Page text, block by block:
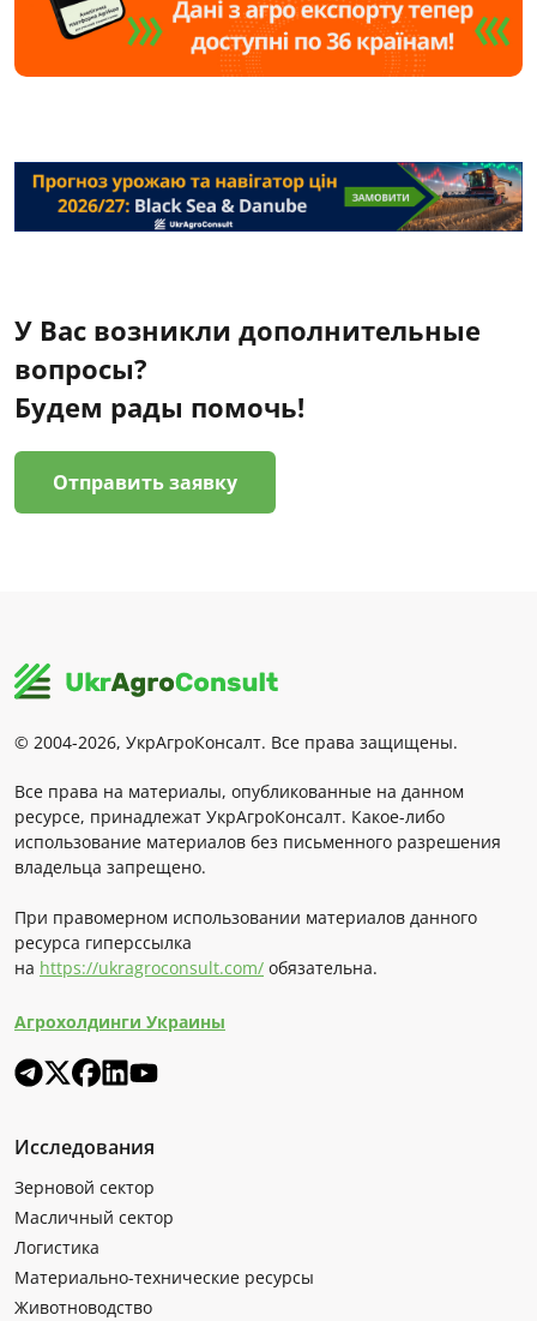
У Вас возникли дополнительные
вопросы?
Будем рады помочь!
Отправить заявку
© 2004-2026, УкрАгроКонсалт. Все права защищены.
Все права на материалы, опубликованные на данном
ресурсе, принадлежат УкрАгроКонсалт. Какое-либо
использование материалов без письменного разрешения
владельца запрещено.
При правомерном использовании материалов данного
ресурса гиперссылка
на https://ukragroconsult.com/ обязательна.
Агрохолдинги Украины
Исследования
Зерновой сектор
Масличный сектор
Логистика
Материально-технические ресурсы
Животноводство